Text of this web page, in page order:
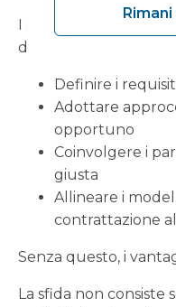
I suoi vantaggi
diverso fin dall'inizio:
Definire i
Adottare
opportuno
Coinvolgere i
giusta
Allineare i
contrattazione
Senza questo, i
La sfida non